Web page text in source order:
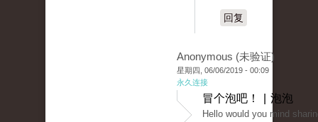
回复
Anonymous (未验证)
星期四, 06/06/2019 - 00:09
永久连接
冒个泡吧！ | 泡泡
Hello would you mind